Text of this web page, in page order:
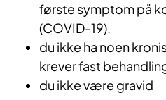
første symptom på
(COVID-19).
du ikke ha noen
krever fast
du ikke være gravid